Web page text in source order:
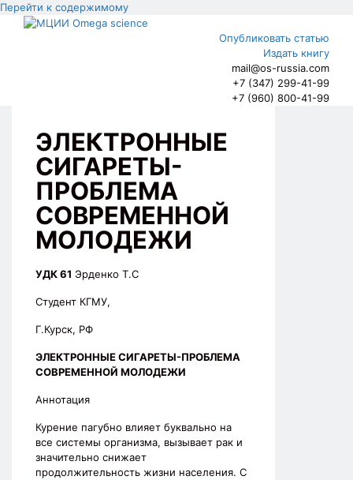
Перейти к содержимому
Опубликовать статью
Издать книгу
mail@os-russia.com
+7 (347) 299-41-99
+7 (960) 800-41-99
ЭЛЕКТРОННЫЕ
СИГАРЕТЫ-
ПРОБЛЕМА
СОВРЕМЕННОЙ
МОЛОДЕЖИ
УДК 61 Эрденко Т.С
Студент КГМУ,
Г.Курск, РФ
ЭЛЕКТРОННЫЕ СИГАРЕТЫ-ПРОБЛЕМА
СОВРЕМЕННОЙ МОЛОДЕЖИ
Аннотация
Курение пагубно влияет буквально на
все системы организма, вызывает рак и
значительно снижает
продолжительность жизни населения. С